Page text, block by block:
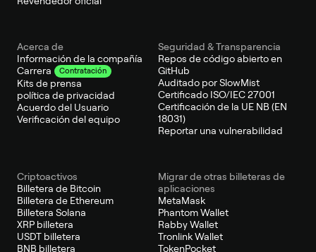
Acerca de
Información de la compañía
Carrera
Contratación
Kits de prensa
política de privacidad
Acuerdo del Usuario
Verificación del equipo
Seguridad & Transparencia
Repos de código abierto en
GitHub
Auditado por SlowMist
Certificado ISO/IEC 27001
Certificación de la UE NB (EN
18031)
Reportar una vulnerabilidad
Criptoactivos
Billetera de Bitcoin
Billetera de Ethereum
Billetera Solana
XRP billetera
USDT billetera
BNB billetera
Migrar de otras billeteras de
aplicaciones
MetaMask
Phantom Wallet
Rabby Wallet
Tronlink Wallet
TokenPocket